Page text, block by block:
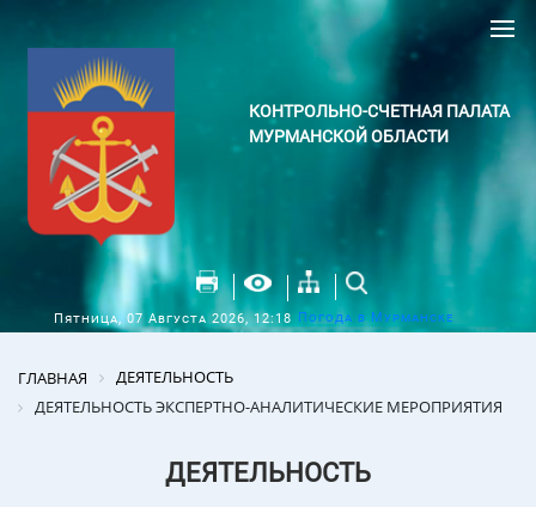
КОНТРОЛЬНО-СЧЕТНАЯ ПАЛАТА
МУРМАНСКОЙ ОБЛАСТИ
Пятница, 07 Августа 2026, 12:18 Погода в Мурманске
ГЛАВНАЯ
ДЕЯТЕЛЬНОСТЬ
ДЕЯТЕЛЬНОСТЬ ЭКСПЕРТНО-АНАЛИТИЧЕСКИЕ МЕРОПРИЯТИЯ
ДЕЯТЕЛЬНОСТЬ